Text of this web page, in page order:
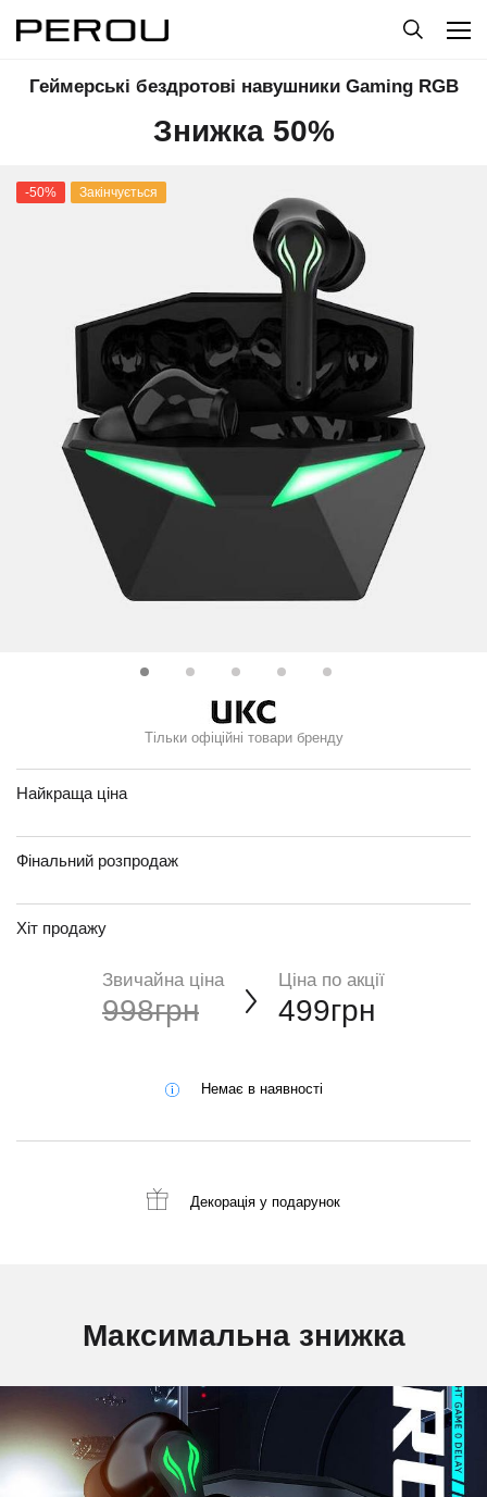
Геймерські бездротові навушники Gaming RGB
Знижка 50%
-50% Закінчується
Тільки офіційні товари бренду
Найкраща ціна
Фінальний розпродаж
Хіт продажу
Звичайна ціна
998грн
Ціна по акції
499грн
Немає в наявності
Декорація у подарунок
Максимальна знижка